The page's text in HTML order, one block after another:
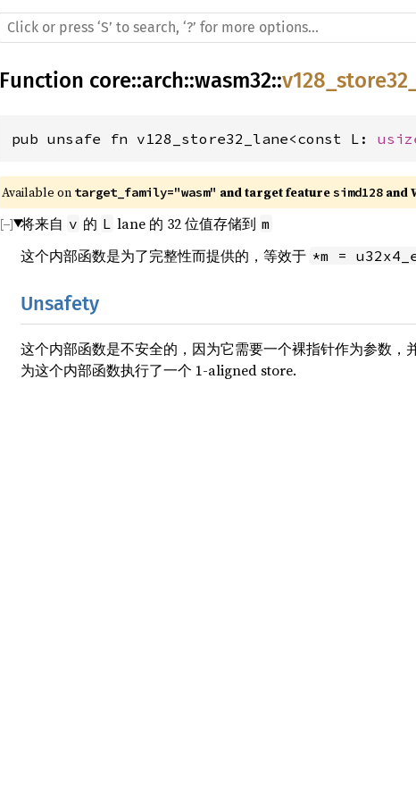
Function core::arch::wasm32::
pub unsafe fn v128_store32_lane<const L:
Available on target_family="wasm" and target feature simd128 and
将来自 v 的 L lane 的 32 位值存储到 m
这个内部函数是为了完整性而提供的，等效于 *m =
Unsafety
这个内部函数是不安全的，因为它需要一个裸指针作为参数
为这个内部函数执行了一个 1-aligned store.